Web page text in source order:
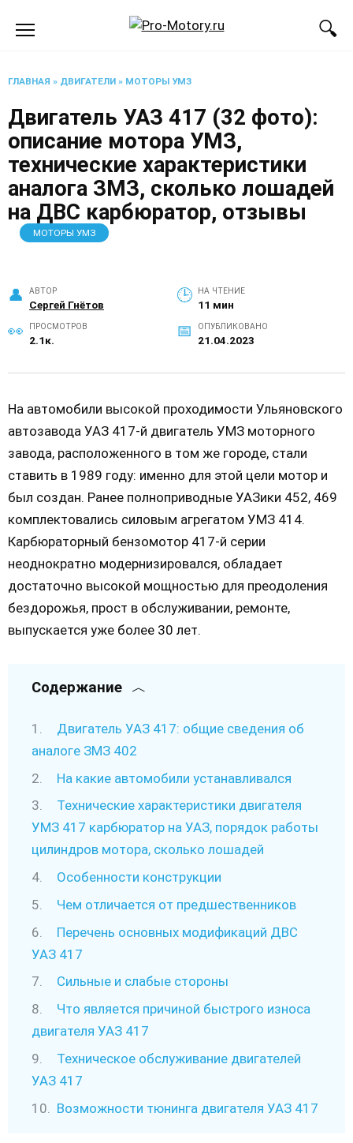
ГЛАВНАЯ » ДВИГАТЕЛИ » МОТОРЫ УМЗ
Двигатель УАЗ 417 (32 фото):
описание мотора УМЗ,
технические характеристики
аналога ЗМЗ, сколько лошадей
на ДВС карбюратор, отзывы
МОТОРЫ УМЗ
АВТОР
Сергей Гнётов
НА ЧТЕНИЕ
11 мин
ПРОСМОТРОВ
2.1к.
ОПУБЛИКОВАНО
21.04.2023
На автомобили высокой проходимости Ульяновского
автозавода УАЗ 417-й двигатель УМЗ моторного
завода, расположенного в том же городе, стали
ставить в 1989 году: именно для этой цели мотор и
был создан. Ранее полноприводные УАЗики 452, 469
комплектовались силовым агрегатом УМЗ 414.
Карбюраторный бензомотор 417-й серии
неоднократно модернизировался, обладает
достаточно высокой мощностью для преодоления
бездорожья, прост в обслуживании, ремонте,
выпускается уже более 30 лет.
Содержание
Двигатель УАЗ 417: общие сведения об
аналоге ЗМЗ 402
На какие автомобили устанавливался
Технические характеристики двигателя
УМЗ 417 карбюратор на УАЗ, порядок работы
цилиндров мотора, сколько лошадей
Особенности конструкции
Чем отличается от предшественников
Перечень основных модификаций ДВС
УАЗ 417
Сильные и слабые стороны
Что является причиной быстрого износа
двигателя УАЗ 417
Техническое обслуживание двигателей
УАЗ 417
Возможности тюнинга двигателя УАЗ 417